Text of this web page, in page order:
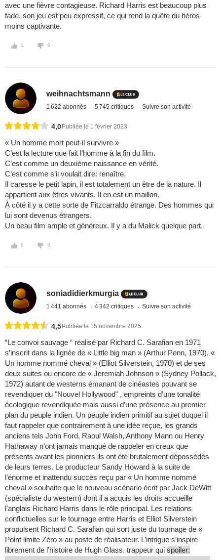
avec une fièvre contagieuse. Richard Harris est beaucoup plus
fade, son jeu est peu expressif, ce qui rend la quête du héros
moins captivante.
1 0
weihnachtsmann
1 622 abonnés 5 745 critiques Suivre son activité
4,0 Publiée le 1 février 2023
« Un homme mort peut-il survivre »
C’est la lecture que fait l’homme à la fin du film.
C’est comme un deuxième naissance en vérité.
C’est comme s’il voulait dire: renaître.
Il caresse le petit lapin, il est totalement un être de la nature. Il
appartient aux êtres vivants. Il en est un maillon.
À côté il y a cette sorte de Fitzcarraldo étrange. Des hommes qui
lui sont devenus étrangers.
Un beau film ample et généreux. Il y a du Malick quelque part.
0 0
soniadidierkmurgia
1 441 abonnés 4 342 critiques Suivre son activité
4,5 Publiée le 15 novembre 2025
“Le convoi sauvage “ réalisé par Richard C. Sarafian en 1971
s’inscrit dans la lignée de « Little big man » (Arthur Penn, 1970), «
Un homme nommé cheval » (Elliot Silverstein, 1970) et de ses
deux suites ou encore de « Jeremiah Johnson » (Sydney Pollack,
1972) autant de westerns émanant de cinéastes pouvant se
revendiquer du "Nouvel Hollywood" , empreints d’une tonalité
écologique revendiquée mais aussi d’une présence au premier
plan du peuple indien. Un peuple indien primitif au sujet duquel il
faut rappeler que contrairement à une idée reçue, les grands
anciens tels John Ford, Raoul Walsh, Anthony Mann ou Henry
Hathaway n’ont jamais manqué de rappeler en creux que
présents avant les pionniers ils ont été brutalement dépossédés
de leurs terres. Le producteur Sandy Howard à la suite de
l’énorme et inattendu succès reçu par « Un homme nommé
cheval » souhaite que le nouveau scénario écrit par Jack DeWitt
(spécialiste du western) dont il a acquis les droits accueille
l’anglais Richard Harris dans le rôle principal. Les relations
conflictuelles sur le tournage entre Harris et Elliot Silverstein
propulsent Richard C. Sarafian qui sort juste du tournage de «
Point limite Zéro » au poste de réalisateur. L’intrigue s’inspire
librement de l’histoire de Hugh Glass, trappeur qui spoiler: